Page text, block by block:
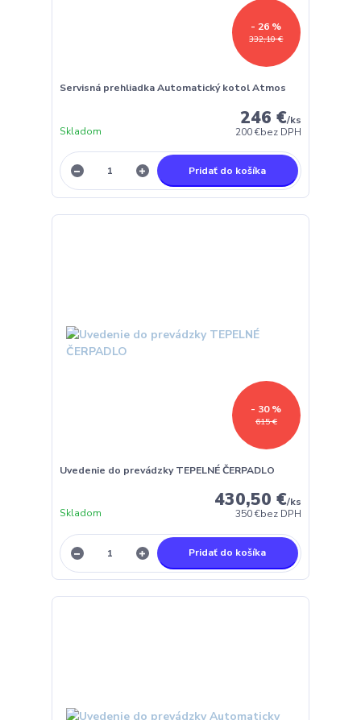
332,10 €
- 26 %
Servisná prehliadka Automatický kotol Atmos
246 €/ks
200 €bez DPH
Skladom
Pridať do košíka
615 €
- 30 %
Uvedenie do prevádzky TEPELNÉ ČERPADLO
430,50 €/ks
350 €bez DPH
Skladom
Pridať do košíka